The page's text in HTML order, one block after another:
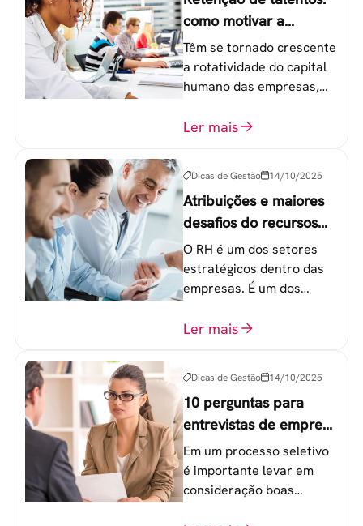
como motivar a
geração Y nas
empresas?
Têm se tornado crescente
a rotatividade do capital
humano das empresas,
colaboradores na faixa de
Ler mais
Dicas de Gestão 14/10/2025
Atribuições e maiores
desafios do recursos
humanos em uma
empresa
O RH é um dos setores
estratégicos dentro das
empresas. É um dos
o atingimento das metas
Ler mais
Dicas de Gestão 14/10/2025
10 perguntas para
entrevistas de emprego
que recrutadores não
devem fazer
Em um processo seletivo
é importante levar em
consideração boas